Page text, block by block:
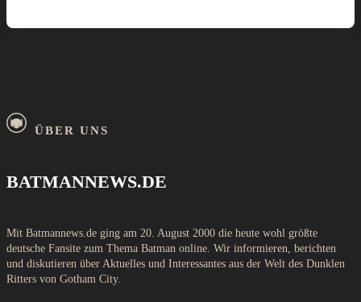
ÜBER UNS
BATMANNEWS.DE
Mit Batmannews.de ging am 20. August 2000 die heute wohl größte
deutsche Fansite zum Thema Batman online. Wir informieren, berichten
und diskutieren über Aktuelles und Interessantes aus der Welt des Dunklen
Ritters von Gotham City.